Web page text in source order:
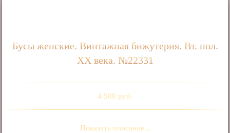
Бусы женские. Винтажная бижутерия. Вт. пол.
ХХ века. №22331
4 500 руб.
Показать описание...